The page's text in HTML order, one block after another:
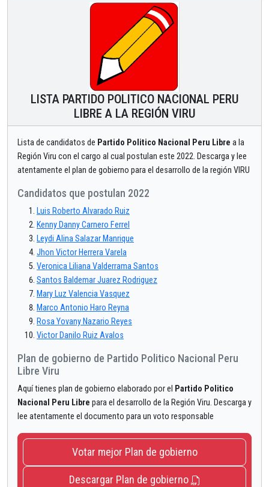
LISTA PARTIDO POLITICO NACIONAL PERU
LIBRE A LA REGIÓN VIRU
Lista de candidatos de Partido Politico Nacional Peru Libre a la
Región Viru con el cargo al cual postulan este 2022. Descarga y lee
atentamente el plan de gobierno para el desarrollo de la región VIRU
Candidatos que postulan 2022
Luis Roberto Alvarado Ruiz
Kenny Danny Carnero Ferrel
Leydi Alina Salazar Manrique
Jhon Victor Herrera Varela
Veronica Liliana Valderrama Santos
Santos Baldemar Juarez Rodriguez
Mary Luz Valencia Vasquez
Marco Antonio Haro Reyna
Rosa Yovany Nazario Reyes
Victor Danilo Ruiz Avalos
Plan de gobierno de Partido Politico Nacional Peru
Libre Viru
Aquí tienes plan de gobierno elaborado por el Partido Politico
Nacional Peru Libre para el desarrollo de la Región Viru. Descarga y
lee atentamente el documento para un voto responsable
Votar mejor Plan de gobierno
Descargar Plan de gobierno